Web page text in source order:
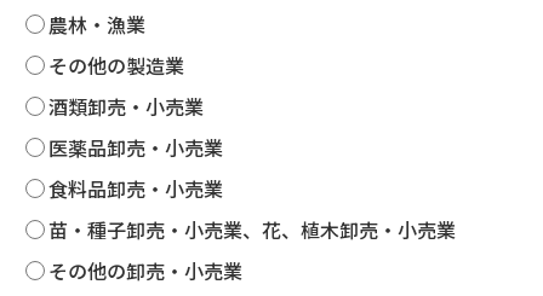
農林・漁業
その他の製造業
酒類卸売・小売業
医薬品卸売・小売業
食料品卸売・小売業
苗・種子卸売・小売業、花、植木卸売・小売業
その他の卸売・小売業